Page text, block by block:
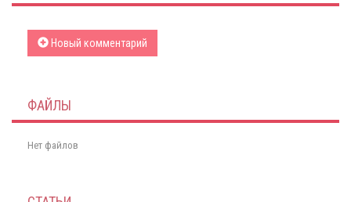
Новый комментарий
ФАЙЛЫ
Нет файлов